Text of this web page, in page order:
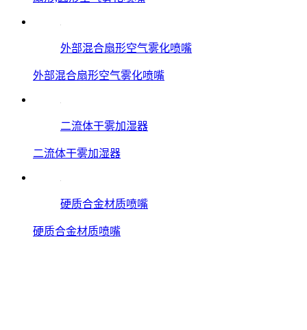
外部混合扇形空气雾化喷嘴
外部混合扇形空气雾化喷嘴
二流体干雾加湿器
二流体干雾加湿器
硬质合金材质喷嘴
硬质合金材质喷嘴